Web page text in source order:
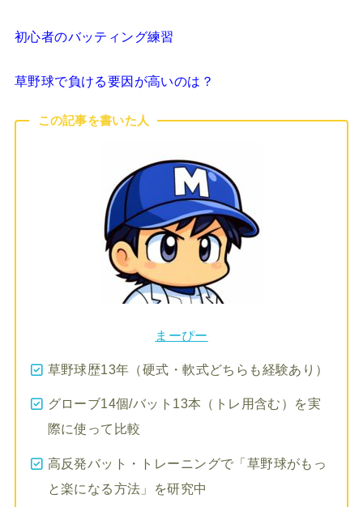
初心者のバッティング練習
草野球で負ける要因が高いのは？
この記事を書いた人
まーぴー
草野球歴13年（硬式・軟式どちらも経験あり）
グローブ14個/バット13本（トレ用含む）を実
際に使って比較
高反発バット・トレーニングで「草野球がもっ
と楽になる方法」を研究中